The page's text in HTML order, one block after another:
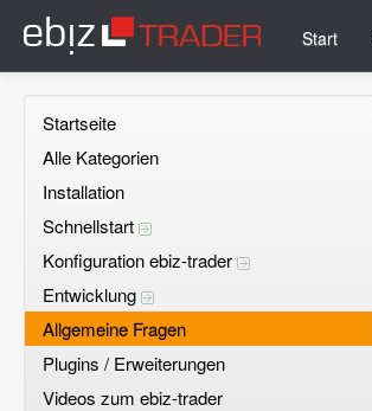
Start
Startseite
Alle Kategorien
Installation
Schnellstart
Konfiguration ebiz-trader
Entwicklung
Allgemeine Fragen
Plugins / Erweiterungen
Videos zum ebiz-trader